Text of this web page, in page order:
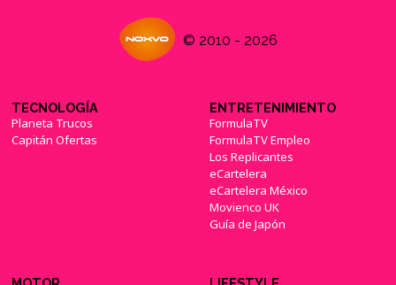
© 2010 - 2026
TECNOLOGÍA
Planeta Trucos
Capitán Ofertas
ENTRETENIMIENTO
FormulaTV
FormulaTV Empleo
Los Replicantes
eCartelera
eCartelera México
Movienco UK
Guía de Japón